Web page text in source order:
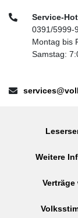
Telefon:Service-
0391/5999-
Montag bis
Samstag:
E-Mail:
Weitere